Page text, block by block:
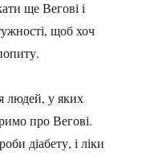
ще Вегові і
щоб хоч
людей, у яких
про Вегові.
діабету, і ліки